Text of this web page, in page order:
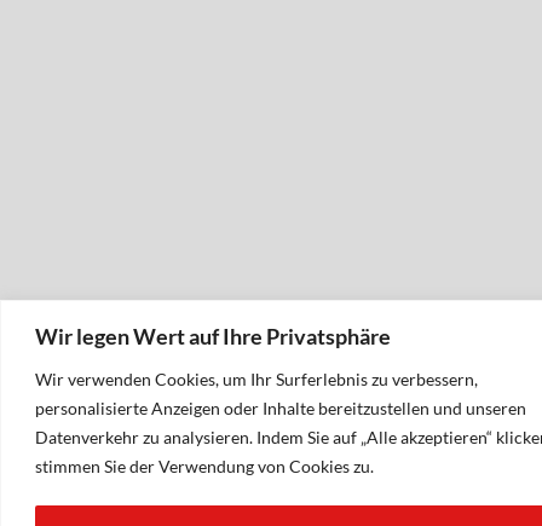
Wir legen Wert auf Ihre Privatsphäre
Wir verwenden Cookies, um Ihr Surferlebnis zu verbessern,
personalisierte Anzeigen oder Inhalte bereitzustellen und unseren
Datenverkehr zu analysieren. Indem Sie auf „Alle akzeptieren“
stimmen Sie der Verwendung von Cookies zu.